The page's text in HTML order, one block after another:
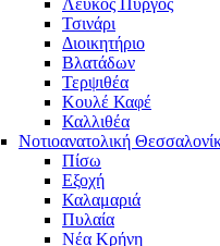
Τσινάρι
Διοικητήριο
Βλατάδων
Τερψιθέα
Κουλέ Καφέ
Καλλιθέα
Νοτιοανατολική
Πίσω
Εξοχή
Καλαμαριά
Πυλαία
Νέα Κρήνη